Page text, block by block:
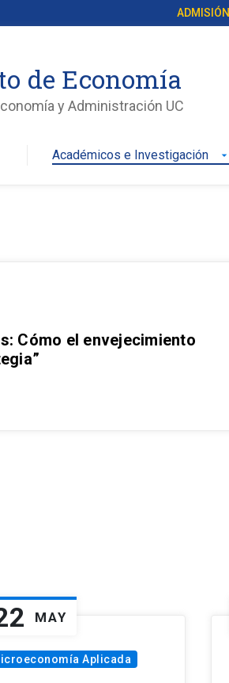
ADMISIÓN
de Economía
y Administración UC
Académicos e Investigación arrow_drop_down
Cómo el envejecimiento
MAY
Aplicada